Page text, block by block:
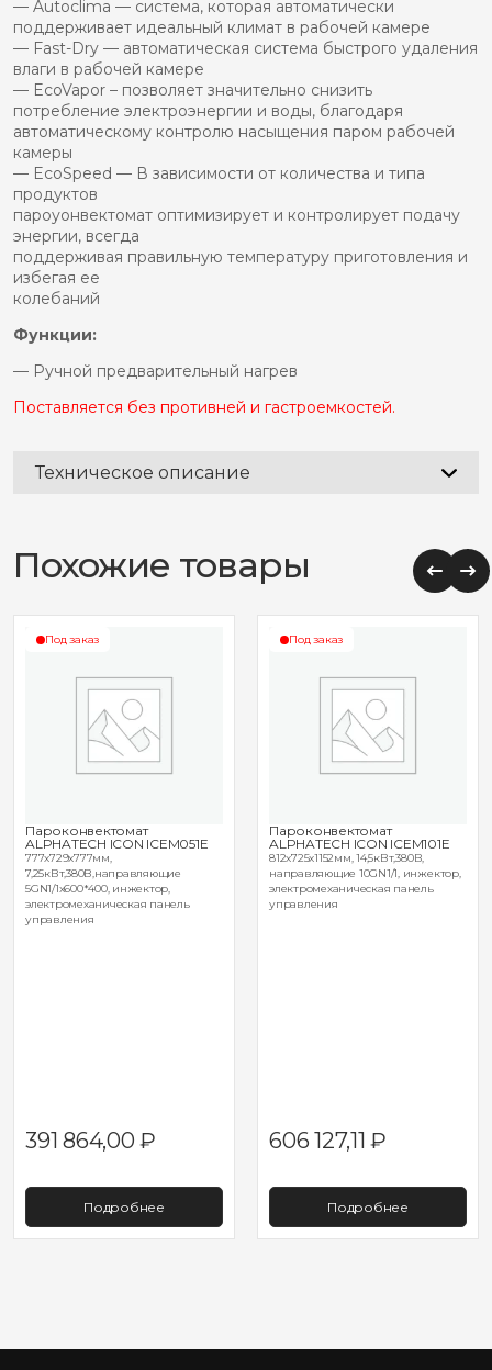
— Autoclima — система, которая автоматически
поддерживает идеальный климат в рабочей камере
— Fast-Dry — автоматическая система быстрого удаления
влаги в рабочей камере
— EcoVapor – позволяет значительно снизить
потребление электроэнергии и воды, благодаря
автоматическому контролю насыщения паром рабочей
камеры
— EcoSpeed — В зависимости от количества и типа
продуктов
пароуонвектомат оптимизирует и контролирует подачу
энергии, всегда
поддерживая правильную температуру приготовления и
избегая ее
колебаний
Функции:
— Ручной предварительный нагрев
Поставляется без противней и гастроемкостей.
Техническое описание
Похожие товары
Под заказ
Пароконвектомат
ALPHATECH ICON ICEM051E
777х729х777мм,
7,25кВт,380В,направляющие
5GN1/1x600*400, инжектор,
электромеханическая панель
управления
391 864,00₽
Подробнее
Под заказ
Пароконвектомат
ALPHATECH ICON ICEM101E
812х725х1152мм, 14,5кВт,380В,
направляющие 10GN1/1, инжектор,
электромеханическая панель
управления
606 127,11₽
Подробнее